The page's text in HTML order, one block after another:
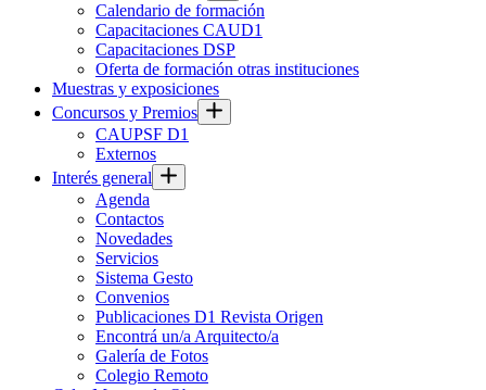
Calendario de formación
Capacitaciones CAUD1
Capacitaciones DSP
Oferta de formación otras instituciones
Muestras y exposiciones
Concursos y Premios
CAUPSF D1
Externos
Interés general
Agenda
Contactos
Novedades
Servicios
Sistema Gesto
Convenios
Publicaciones D1 Revista Origen
Encontrá un/a Arquitecto/a
Galería de Fotos
Colegio Remoto